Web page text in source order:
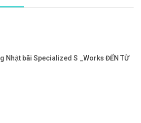
Nhật bãi Specialized S _Works ĐẾN TỪ